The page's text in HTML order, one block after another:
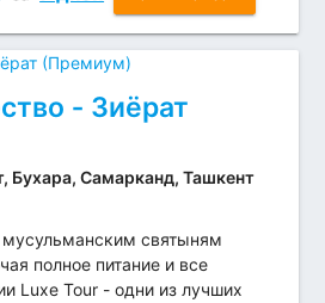
‐ Зиёрат
Бухара, Самарканд, Ташкент
святыням
полное питание и все
Luxe Tour - одни из лучших